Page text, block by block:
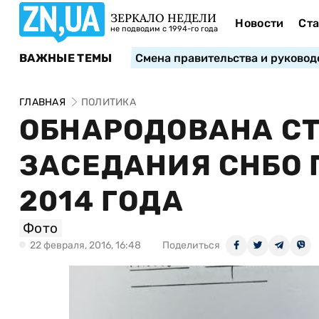
ЗЕРКАЛО НЕДЕЛИ
не подводим с 1994-го года Новости
ВАЖНЫЕ ТЕМЫ Смена правительства и
ГЛАВНАЯ ПОЛИТИКА
ОБНАРОДОВАНА
ЗАСЕДАНИЯ СНБО
2014 ГОДА
Фото
22 февраля, 2016, 16:48 Поделиться